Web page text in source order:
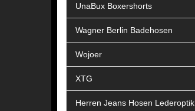
UnaBux Boxershorts
Wagner Berlin Badehosen
Wojoer
XTG
Herren Jeans Hosen Lederoptik